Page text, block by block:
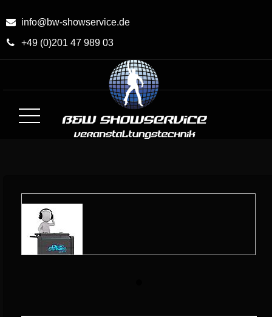
to
info@bw-showservice.de
+49 (0)201 47 989 03
BW-Showservice.de
Medien- und Veranstaltungstechnik